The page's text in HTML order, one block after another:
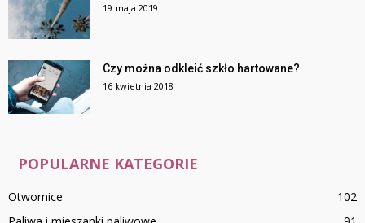
19 maja 2019
Czy można odkleić szkło hartowane?
16 kwietnia 2018
POPULARNE KATEGORIE
Otwornice
102